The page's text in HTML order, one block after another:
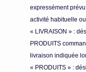
expressément
activité habituelle
« LIVRAISON » :
PRODUITS
livraison indiquée
« PRODUITS » :